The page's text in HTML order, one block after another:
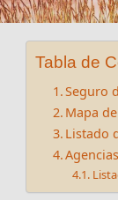
Tabla de
Seguro
Mapa
Listado